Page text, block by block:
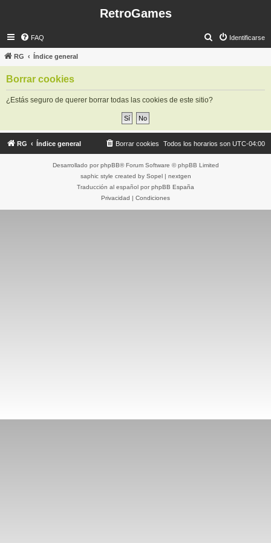
RetroGames
FAQ Identificarse
s
RG Índice general
Borrar cookies
¿Estás seguro de querer borrar todas las cookies de este sitio?
RG Índice general Todos los horarios son UTC-04:00
Borrar cookies
Desarrollado por phpBB® Forum Software © phpBB Limited
saphic style created by Sopel| nextgen
Traducción al español por phpBB España
Privacidad | Condiciones